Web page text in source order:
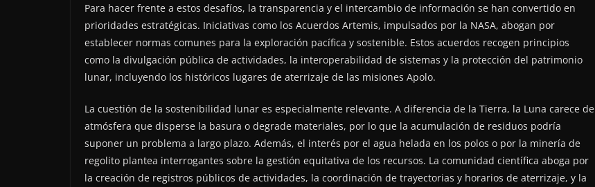
Para hacer frente a estos desafíos, la transparencia y el intercambio de información se han convertido en
prioridades estratégicas. Iniciativas como los Acuerdos Artemis, impulsados por la NASA, abogan por
establecer normas comunes para la exploración pacífica y sostenible. Estos acuerdos recogen principios
como la divulgación pública de actividades, la interoperabilidad de sistemas y la protección del patrimonio
lunar, incluyendo los históricos lugares de aterrizaje de las misiones Apolo.
La cuestión de la sostenibilidad lunar es especialmente relevante. A diferencia de la Tierra, la Luna carece de
atmósfera que disperse la basura o degrade materiales, por lo que la acumulación de residuos podría
suponer un problema a largo plazo. Además, el interés por el agua helada en los polos o por la minería de
regolito plantea interrogantes sobre la gestión equitativa de los recursos. La comunidad científica aboga por
la creación de registros públicos de actividades, la coordinación de trayectorias y horarios de aterrizaje, y la